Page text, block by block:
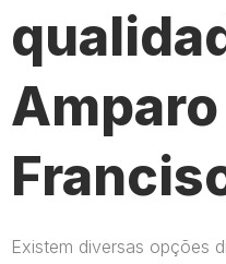
Existem diversas opções